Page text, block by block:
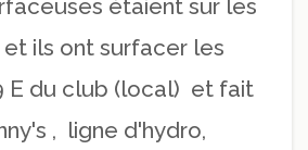
étaient sur les
et ils ont surfacer les
E du club (local) et fait
, ligne d'hydro,